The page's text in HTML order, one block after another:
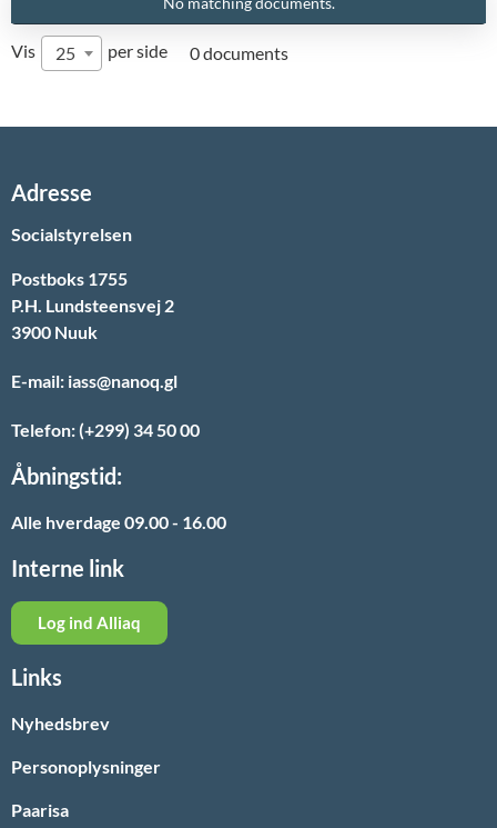
Vis 25 per side 0 documents
Adresse
Socialstyrelsen
Postboks 1755
P.H. Lundsteensvej 2
3900 Nuuk
E-mail: iass@nanoq.gl
Telefon: (+299) 34 50 00
Åbningstid:
Alle hverdage 09.00 - 16.00
Interne link
Log ind Alliaq
Links
Nyhedsbrev
Personoplysninger
Paarisa